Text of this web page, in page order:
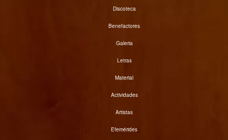
Discoteca
Benefactores
Galeria
Letras
Material
Actividades
Artistas
Efemérides